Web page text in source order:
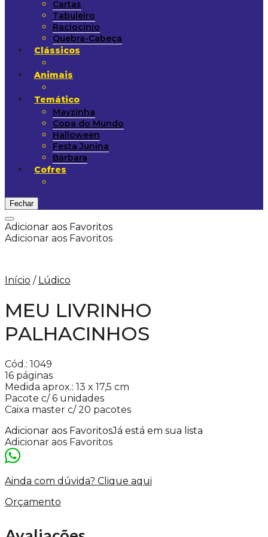
Cartas
Tabuleiro
Raciocínio
Quebra-Cabeça
Clássicos
Animais
Temático
Mayzinha
Copa do Mundo
Halloween
Festa Junina
Bárbara
Cofres
Fechar
Adicionar aos Favoritos
Adicionar aos Favoritos
Início / Lúdico
MEU LIVRINHO
PALHACINHOS
Cód.: 1049
16 páginas
Medida aprox.: 13 x 17,5 cm
Pacote c/ 6 unidades
Caixa master c/ 20 pacotes
Adicionar aos FavoritosJá está em sua lista
Adicionar aos Favoritos
Ainda com dúvida? Clique aqui
Orçamento